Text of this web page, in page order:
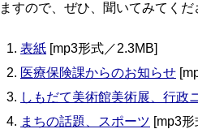
すので、ぜひ、聞いてみてくだ
表紙 [mp3形式／2.3MB]
医療保険課からのお知らせ
しもだて美術館美術展、行政
まちの話題、スポーツ [mp3